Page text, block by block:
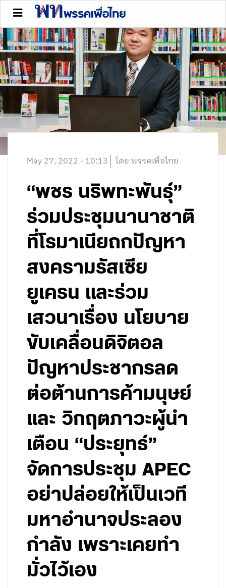
May 27, 2022 - 10:13 โดย พรรคเพื่อไทย
“พชร นริพทะพันธุ์”
ร่วมประชุมนานาชาติ
ที่โรมาเนียถกปัญหา
สงครามรัสเซีย
ยูเครน และร่วม
เสวนาเรื่อง นโยบาย
ขับเคลื่อนดิจิตอล
ปัญหาประชากรลด
ต่อต้านการค้ามนุษย์
และ วิกฤตภาวะผู้นำ
เตือน “ประยุทธ์”
จัดการประชุม APEC
อย่าปล่อยให้เป็นเวที
มหาอำนาจประลอง
กำลัง เพราะเคยทำ
มั่วไว้เอง